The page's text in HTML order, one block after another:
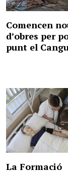
Comencen
d’obres per
punt el
La Formació